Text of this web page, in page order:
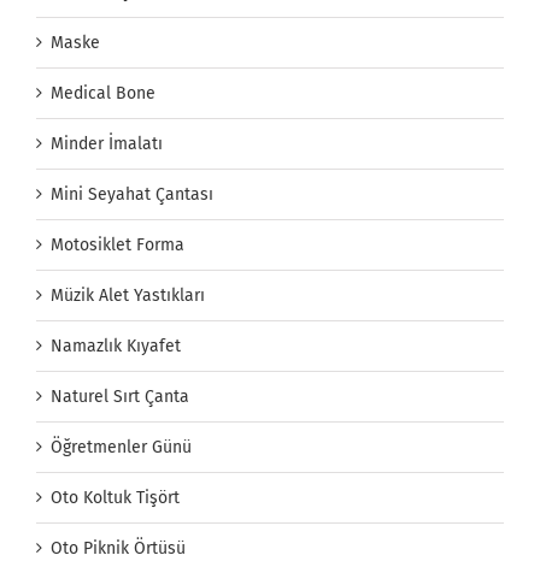
Maske
Medical Bone
Minder İmalatı
Mini Seyahat Çantası
Motosiklet Forma
Müzik Alet Yastıkları
Namazlık Kıyafet
Naturel Sırt Çanta
Öğretmenler Günü
Oto Koltuk Tişört
Oto Piknik Örtüsü